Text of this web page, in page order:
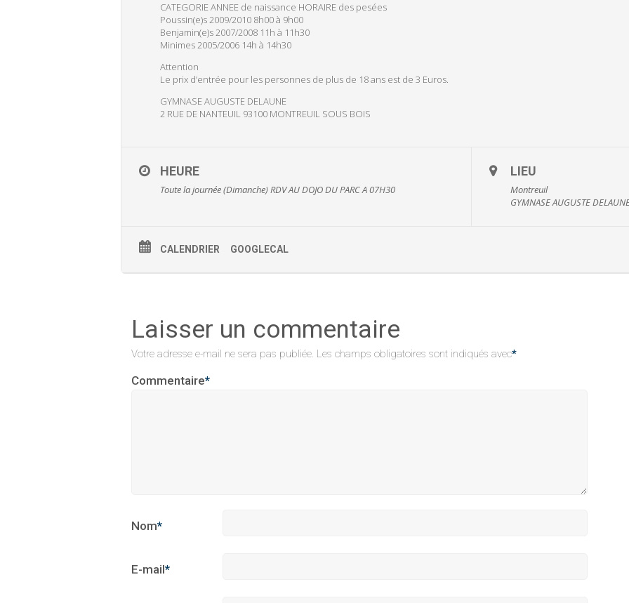
CATEGORIE ANNEE de naissance HORAIRE des pesées
Poussin(e)s 2009/2010 8h00 à 9h00
Benjamin(e)s 2007/2008 11h à 11h30
Minimes 2005/2006 14h à 14h30
Attention
Le prix d’entrée pour les personnes de plus de 18 ans est de 3 Euros.
GYMNASE AUGUSTE DELAUNE
2 RUE DE NANTEUIL 93100 MONTREUIL SOUS BOIS
HEURE
Toute la journée (Dimanche)RDV AU DOJO DU PARC A 07H30
LIEU
Montreuil
GYMNASE AUGUSTE
CALENDRIER GOOGLECAL
Laisser un commentaire
Votre adresse e-mail ne sera pas publiée. Les champs obligatoires sont indiqués avec*
Commentaire*
Nom*
E-mail*